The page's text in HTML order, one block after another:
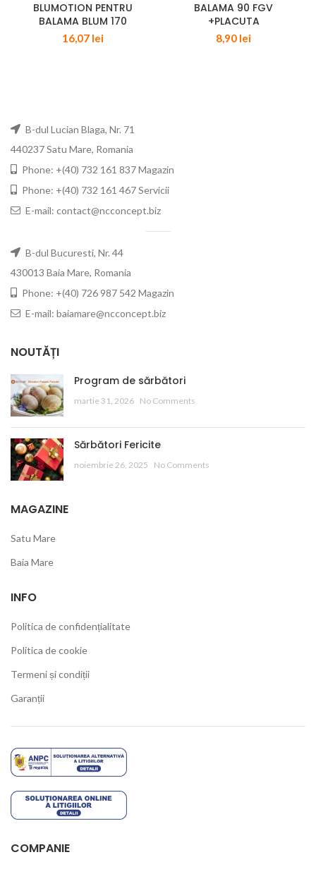
BLUMOTION PENTRU
BALAMA BLUM 170
16,07 lei
BALAMA 90 FGV
+PLACUTA
8,90 lei
B-dul Lucian Blaga, Nr. 71
440237 Satu Mare, Romania
Phone: +(40) 732 161 837 Magazin
Phone: +(40) 732 161 467 Servicii
E-mail: contact@ncconcept.biz
B-dul Bucuresti, Nr. 44
430013 Baia Mare, Romania
Phone: +(40) 726 987 542 Magazin
E-mail: baiamare@ncconcept.biz
NOUTĂȚI
Program de sărbători
martie 31, 2026 No Comments
Sărbători Fericite
noiembrie 26, 2025 No Comments
MAGAZINE
Satu Mare
Baia Mare
INFO
Politica de confidențialitate
Politica de cookie
Termeni și condiții
Garanții
COMPANIE